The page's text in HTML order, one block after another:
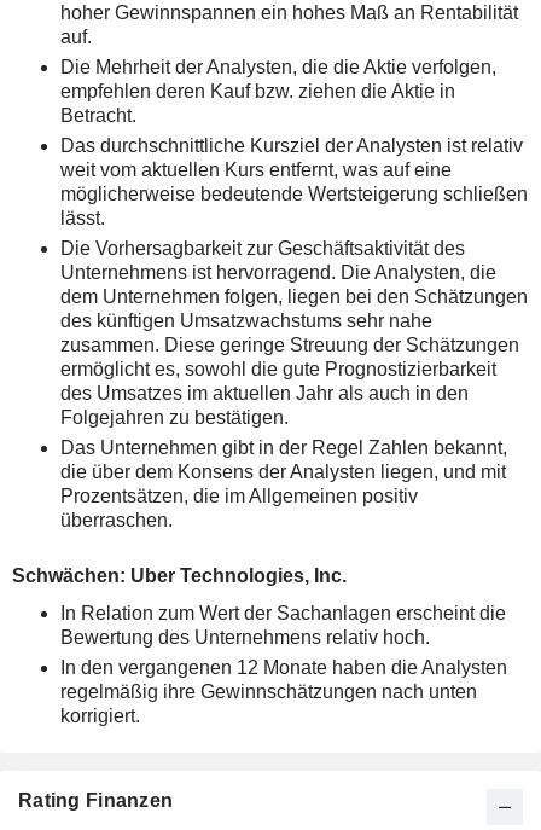
hoher Gewinnspannen ein hohes Maß an Rentabilität
auf.
Die Mehrheit der Analysten, die die Aktie verfolgen,
empfehlen deren Kauf bzw. ziehen die Aktie in
Betracht.
Das durchschnittliche Kursziel der Analysten ist relativ
weit vom aktuellen Kurs entfernt, was auf eine
möglicherweise bedeutende Wertsteigerung schließen
lässt.
Die Vorhersagbarkeit zur Geschäftsaktivität des
Unternehmens ist hervorragend. Die Analysten, die
dem Unternehmen folgen, liegen bei den Schätzungen
des künftigen Umsatzwachstums sehr nahe
zusammen. Diese geringe Streuung der Schätzungen
ermöglicht es, sowohl die gute Prognostizierbarkeit
des Umsatzes im aktuellen Jahr als auch in den
Folgejahren zu bestätigen.
Das Unternehmen gibt in der Regel Zahlen bekannt,
die über dem Konsens der Analysten liegen, und mit
Prozentsätzen, die im Allgemeinen positiv
überraschen.
Schwächen: Uber Technologies, Inc.
In Relation zum Wert der Sachanlagen erscheint die
Bewertung des Unternehmens relativ hoch.
In den vergangenen 12 Monate haben die Analysten
regelmäßig ihre Gewinnschätzungen nach unten
korrigiert.
Rating Finanzen